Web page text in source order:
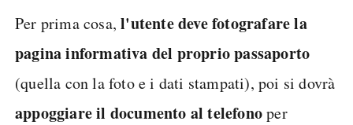
Per prima cosa,l'utente deve fotografare la
pagina informativa del proprio passaporto
(quella con la foto e i dati stampati), poi si dovrà
appoggiare il documento al telefonoper